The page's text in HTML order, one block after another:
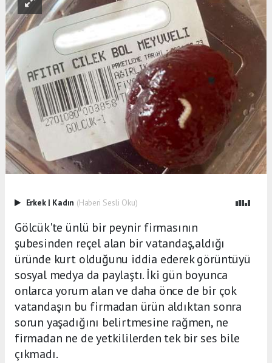
Erkek | Kadın (Haberi Sesli Oku)
Gölcük'te ünlü bir peynir firmasının
şubesinden reçel alan bir vatandaş,aldığı
üründe kurt olduğunu iddia ederek görüntüyü
sosyal medya da paylaştı. İki gün boyunca
onlarca yorum alan ve daha önce de bir çok
vatandaşın bu firmadan ürün aldıktan sonra
sorun yaşadığını belirtmesine rağmen, ne
firmadan ne de yetkililerden tek bir ses bile
çıkmadı.